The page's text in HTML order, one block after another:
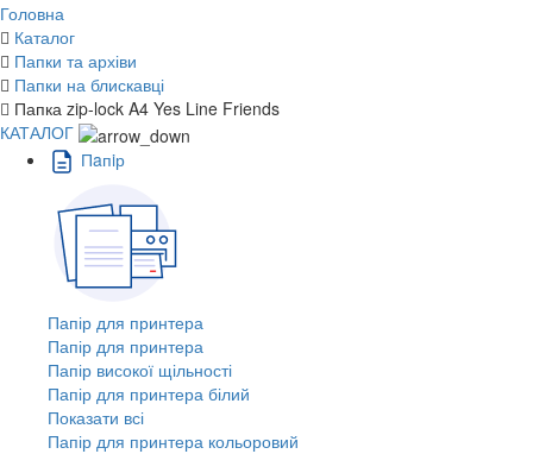
Головна
Каталог
Папки та архіви
Папки на блискавці
Папка zip-lock A4 Yes Line Friends
КАТАЛОГ
Пaпiр
Папір для принтера
Папір для принтера
Папір високої щільності
Папір для принтера білий
Показати всі
Папір для принтера кольоровий